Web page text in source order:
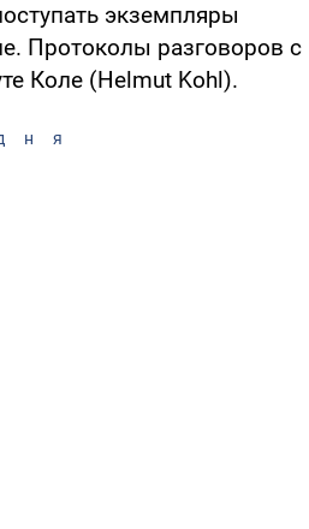
экземпляры
Протоколы разговоров с
Коле (Helmut Kohl).